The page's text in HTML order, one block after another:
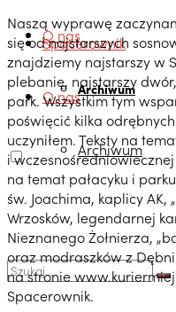
O nas
Archiwum
Spacerownik
O nas
Archiwum
Naszą wyprawę
się od najstarszych
znajdziemy najstarszy w
plebanię, najstarszy
park. Wszystkim tym
poświęcić kilka
uczyniłem. Teksty na
i
na temat pałacyku i
św. Joachima, kaplicy AK,
Wrzosków, legendarnej
Nieznanego Żołnierza,
oraz modraszków z
na stronie
Spacerownik.